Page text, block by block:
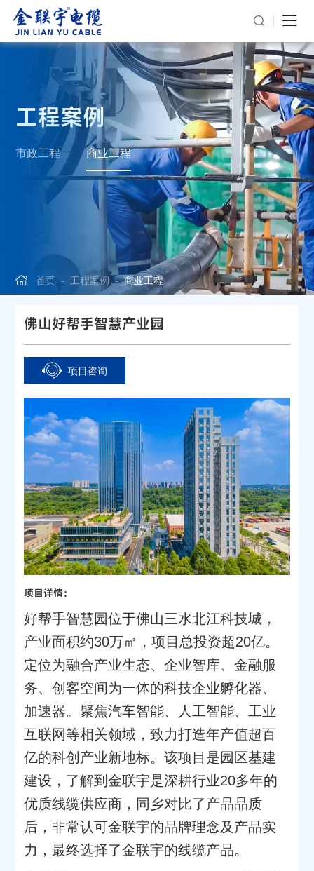
工程案例
市政工程 商业工程
首页 -工程案例-商业工程
佛山好帮手智慧产业园
项目咨询
项目详情：
好帮手智慧园位于佛山三水北江科技城，
产业面积约30万㎡，项目总投资超20亿。
定位为融合产业生态、企业智库、金融服
务、创客空间为一体的科技企业孵化器、
加速器。聚焦汽车智能、人工智能、工业
互联网等相关领域，致力打造年产值超百
亿的科创产业新地标。该项目是园区基建
建设，了解到金联宇是深耕行业20多年的
优质线缆供应商，同乡对比了产品品质
后，非常认可金联宇的品牌理念及产品实
力，最终选择了金联宇的线缆产品。